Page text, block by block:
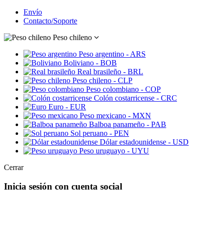
Envío
Contacto/Soporte
Peso chileno
Peso argentino - ARS
Boliviano - BOB
Real brasileño - BRL
Peso chileno - CLP
Peso colombiano - COP
Colón costarricense - CRC
Euro - EUR
Peso mexicano - MXN
Balboa panameño - PAB
Sol peruano - PEN
Dólar estadounidense - USD
Peso uruguayo - UYU
Cerrar
Inicia sesión con cuenta social